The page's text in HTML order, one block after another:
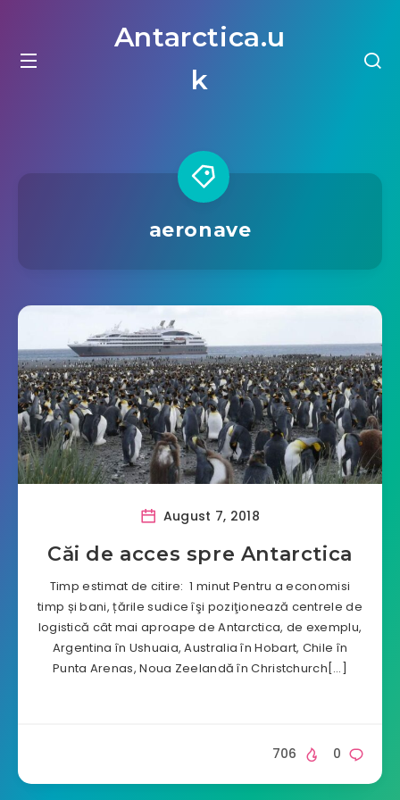
Antarctica.u
k
aeronave
August 7, 2018
Căi de acces spre Antarctica
Timp estimat de citire: 1 minut Pentru a economisi
timp și bani, țările sudice îşi poziţionează centrele de
logistică cât mai aproape de Antarctica, de exemplu,
Argentina în Ushuaia, Australia în Hobart, Chile în
Punta Arenas, Noua Zeelandă în Christchurch[…]
0
706